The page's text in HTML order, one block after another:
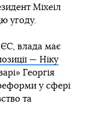
Міхеіл
угоду.
влада має
— Ніку
Георгія
у сфері
та